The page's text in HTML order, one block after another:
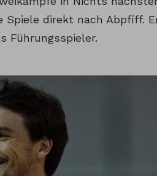
Spiele direkt nach Abpfiff.
Führungsspieler.